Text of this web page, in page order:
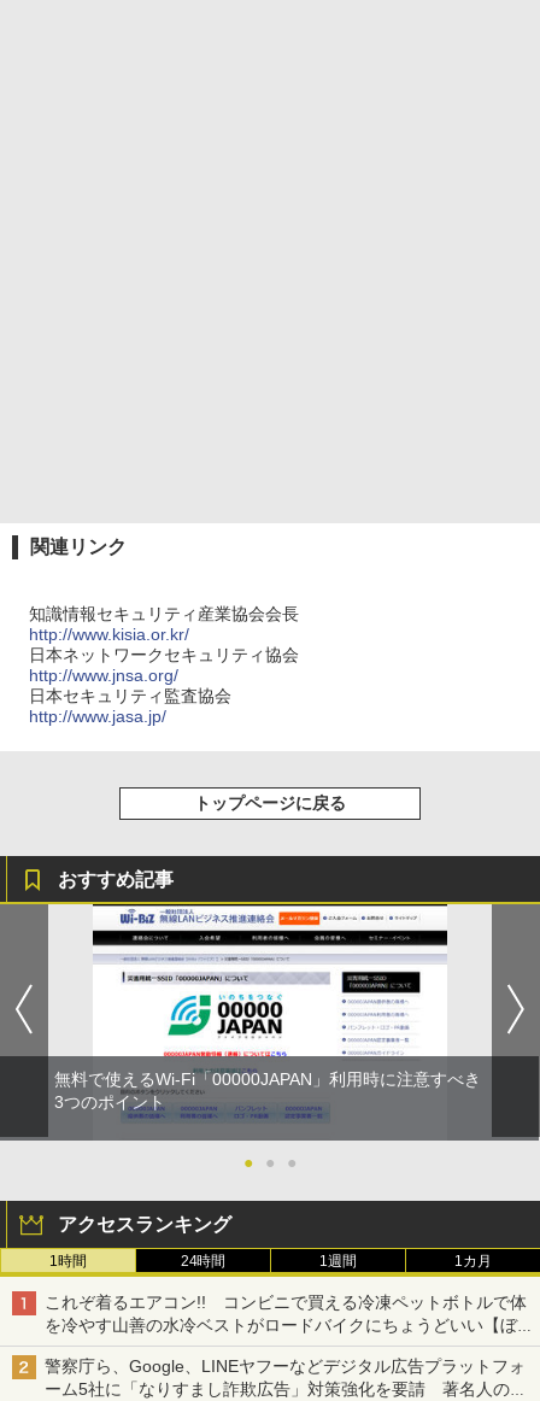
関連リンク
知識情報セキュリティ産業協会会長
http://www.kisia.or.kr/
日本ネットワークセキュリティ協会
http://www.jnsa.org/
日本セキュリティ監査協会
http://www.jasa.jp/
トップページに戻る
おすすめ記事
無料で使えるWi-Fi「00000JAPAN」利用時に注意すべき
3つのポイント
● ● ●
アクセスランキング
1時間 24時間 1週間 1カ月
これぞ着るエアコン!! コンビニで買える冷凍ペットボトルで体
を冷やす山善の水冷ベストがロードバイクにちょうどいい【ぼっ
ち・ざ・ろーど！その14】【空いた時間でなにしてる？】
警察庁ら、Google、LINEヤフーなどデジタル広告プラットフォ
ーム5社に「なりすまし詐欺広告」対策強化を要請 著名人の写